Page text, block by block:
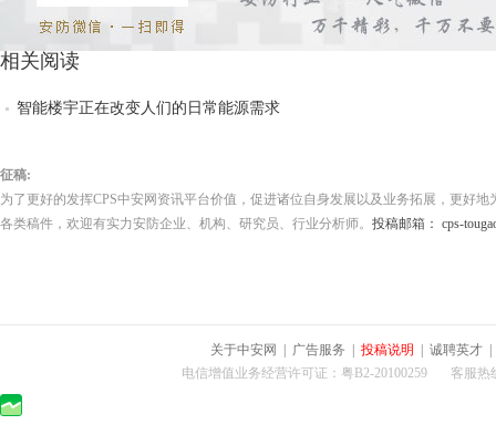
相关阅读
智能楼宇正在改变人们的日常能源需求
征稿:
为了更好的发挥CPS中安网资讯平台价值，促进诸位自身发展以及业务拓展，更好
各类稿件，欢迎有实力安防企业、机构、研究员、行业分析师。 投稿邮箱： cps-
关于中安网 广告服务 投稿说明 诚聘英才
电信增值业务经营许可证：粤B2-20100259 客服